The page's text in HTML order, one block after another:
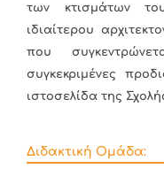
των κτισμάτων
ιδιαίτερου
που
συγκεκριμένες
ιστοσελίδα της
Διδακτική Ομάδα: